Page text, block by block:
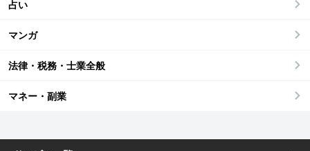
占い
マンガ
法律・税務・士業全般
マネー・副業